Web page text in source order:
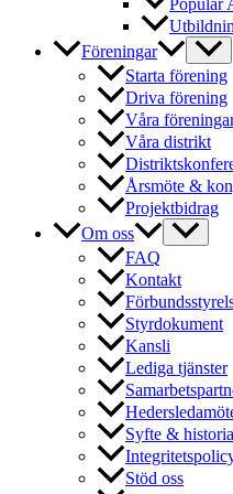
Föreningar
Starta förening
Driva förening
Våra
Våra distrikt
Årsmöte &
Projektbidrag
Om oss
FAQ
Kontakt
Styrdokument
Kansli
Lediga tjänster
Syfte & historia
Stöd oss